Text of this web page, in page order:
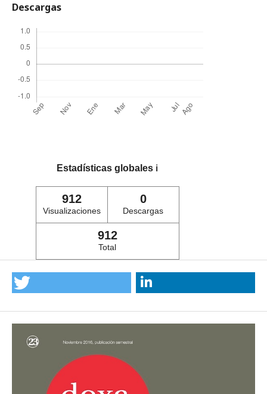
Descargas
Estadísticas globales ℹ️
912
Visualizaciones
0
Descargas
912
Total